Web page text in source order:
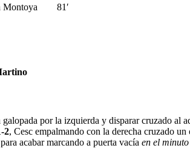
Montoya
81′
por la izquierda y disparar cruzado al
2, Cesc empalmando con la derecha cruzado
acabar marcando a puerta vacía en el